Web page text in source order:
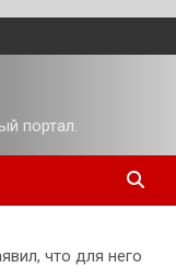
портал.
что для него